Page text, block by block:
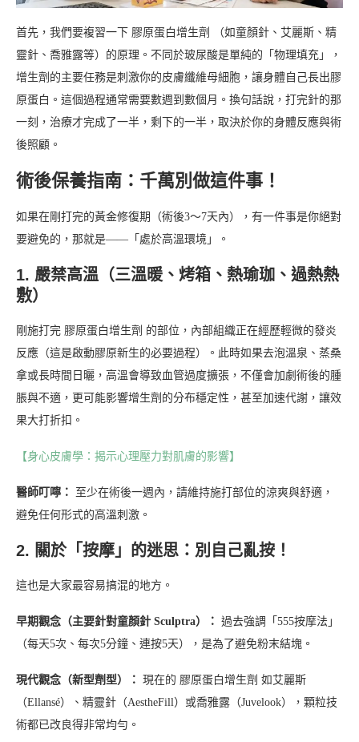
首先，我們要複習一下 膠原蛋白增生劑 （如童顏針、艾麗斯、精
靈針、喬雅露等）的原理。不同於玻尿酸是單純的「物理填充」，
增生劑的主要任務是刺激你的皮膚纖維母細胞，讓身體自己長出膠
原蛋白。這個過程通常需要數週到數個月。換句話說，打完針的那
一刻，治療才完成了一半，剩下的一半，取決於你的身體反應與術
後照顧。
術後保養指南：千萬別做這件事！
如果在剛打完的黃金修復期（術後3～7天內），有一件事是你絕對
要避免的，那就是——「處於高溫環境」。
1. 嚴禁高溫（三溫暖、烤箱、熱瑜珈、過熱熱
敷）
剛施打完 膠原蛋白增生劑 的部位，內部組織正在經歷輕微的發炎
反應（這是啟動膠原新生的必要過程）。此時如果去泡溫泉、蒸桑
拿或長時間日曬，高溫會導致血管過度擴張，不僅會加劇術後的腫
脹與不適，更可能影響增生劑的分布穩定性，甚至加速代謝，讓效
果大打折扣。
【身心皮膚學：揭示心理壓力對肌膚的影響】
醫師叮嚀：
至少在術後一週內，請維持施打部位的涼爽與舒適，
避免任何形式的高溫刺激。
2. 關於「按摩」的迷思：別自己亂按！
這也是大家最容易搞混的地方。
早期觀念（主要針對童顏針 Sculptra）： 過去強調「555按摩法」
（每天5次、每次5分鐘、連按5天），是為了避免粉末結塊。
現代觀念（新型劑型）： 現在的 膠原蛋白增生劑 如艾麗斯
（Ellansé）、精靈針（AestheFill）或喬雅露（Juvelook），顆粒技
術都已改良得非常均勻。